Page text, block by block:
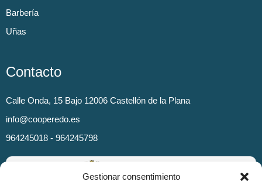
Gestionar consentimiento
Barbería
Uñas
Contacto
Calle Onda, 15 Bajo 12006 Castellón de la Plana
info@cooperedo.es
964245018 - 964245798